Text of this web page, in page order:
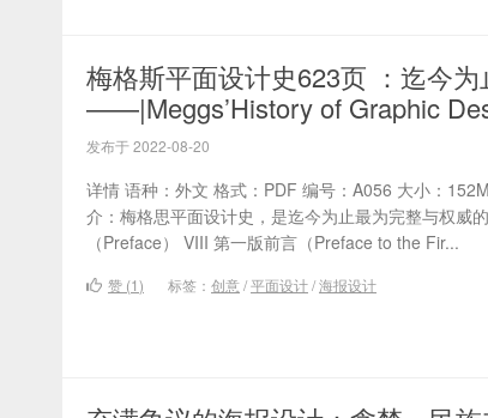
梅格斯平面设计史623页 ：迄今
——|Meggs’History of Graphic
发布于 2022-08-20
详情 语种：外文 格式：PDF 编号：A056 大小：
介：梅格思平面设计史，是迄今为止最为完整与权威
（Preface） VIII 第一版前言（Preface to the Fir...
赞 (1) 标签： 创意/平面设计/海报设计